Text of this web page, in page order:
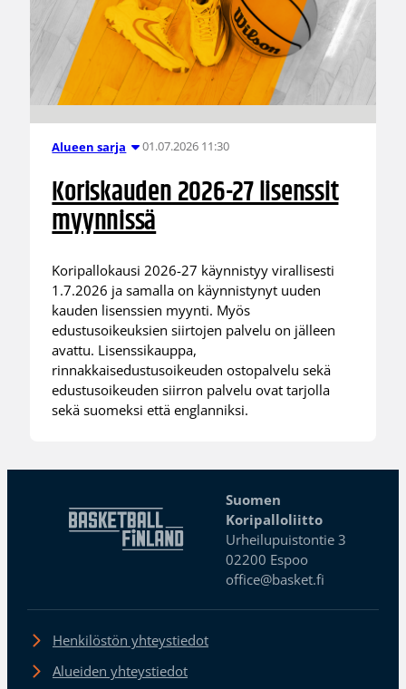
Alueen sarja 01.07.2026 11:30
Koriskauden 2026-27 lisenssit
myynnissä
Koripallokausi 2026-27 käynnistyy virallisesti
1.7.2026 ja samalla on käynnistynyt uuden
kauden lisenssien myynti. Myös
edustusoikeuksien siirtojen palvelu on jälleen
avattu. Lisenssikauppa,
rinnakkaisedustusoikeuden ostopalvelu sekä
edustusoikeuden siirron palvelu ovat tarjolla
sekä suomeksi että englanniksi.
Suomen
Koripalloliitto
Urheilupuistontie 3
02200 Espoo
office@basket.fi
Henkilöstön yhteystiedot
Alueiden yhteystiedot